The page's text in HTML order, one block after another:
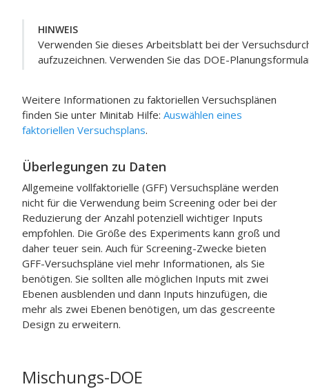
HINWEIS
Verwenden Sie dieses Arbeitsblatt bei der
aufzuzeichnen. Verwenden Sie das DOE-
Weitere Informationen zu faktoriellen Versuchsplänen
finden Sie unter Minitab Hilfe: Auswählen eines
faktoriellen Versuchsplans.
Überlegungen zu Daten
Allgemeine vollfaktorielle (GFF) Versuchspläne werden
nicht für die Verwendung beim Screening oder bei der
Reduzierung der Anzahl potenziell wichtiger Inputs
empfohlen. Die Größe des Experiments kann groß und
daher teuer sein. Auch für Screening-Zwecke bieten
GFF-Versuchspläne viel mehr Informationen, als Sie
benötigen. Sie sollten alle möglichen Inputs mit zwei
Ebenen ausblenden und dann Inputs hinzufügen, die
mehr als zwei Ebenen benötigen, um das gescreente
Design zu erweitern.
Mischungs-DOE